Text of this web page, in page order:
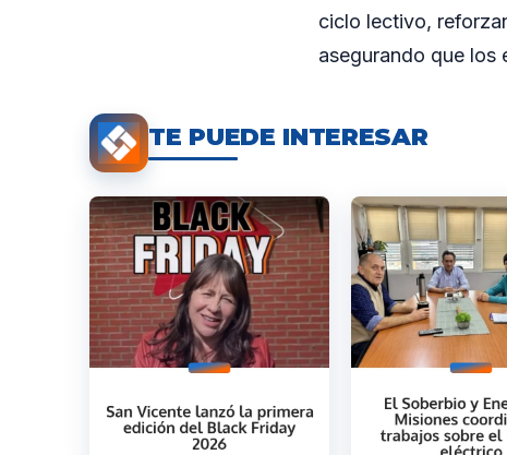
ciclo lectivo,
asegurando que los
TE PUEDE INTERESAR